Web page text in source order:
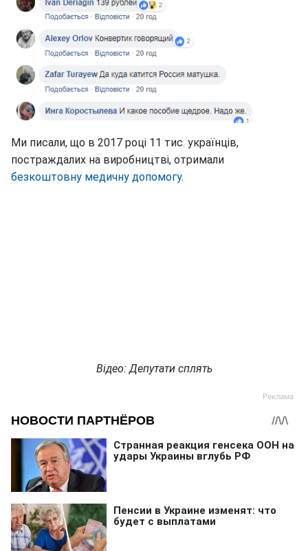
Ми писали, що в 2017 році 11 тис. українців,
постраждалих на виробництві, отримали
безкоштовну медичну допомогу.
Відео: Депутати сплять